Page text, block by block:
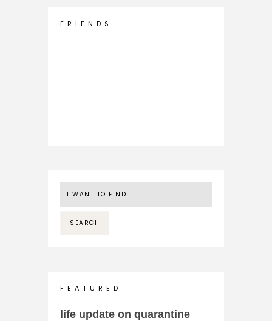
F R I E N D S
F E A T U R E D
life update on quarantine